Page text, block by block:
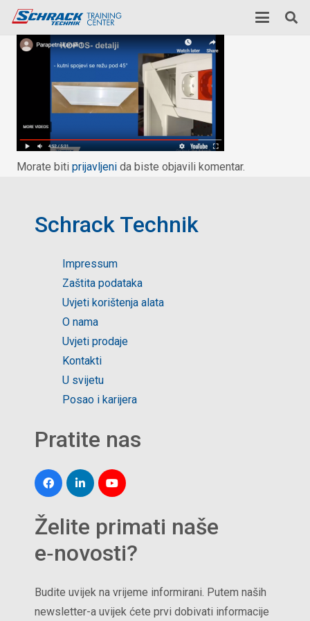
Morate biti prijavljeni da biste objavili komentar.
Schrack Technik
Impressum
Zaštita podataka
Uvjeti korištenja alata
O nama
Uvjeti prodaje
Kontakti
U svijetu
Posao i karijera
Pratite nas
Želite primati naše
e‑novosti?
Budite uvijek na vrijeme informirani. Putem naših
newsletter-a uvijek ćete prvi dobivati informacije